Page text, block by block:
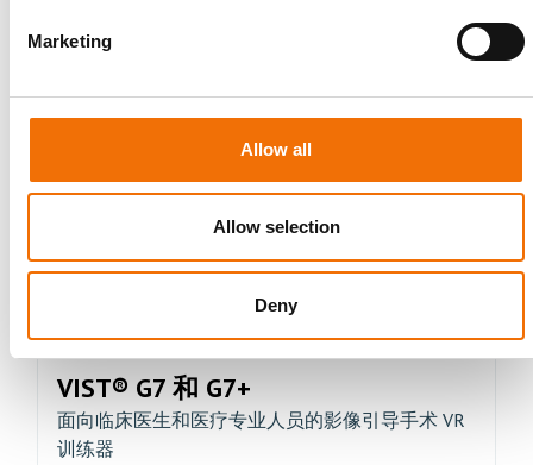
Marketing
Allow all
Allow selection
Deny
VIST® G7 和 G7+
面向临床医生和医疗专业人员的影像引导手术 VR
训练器